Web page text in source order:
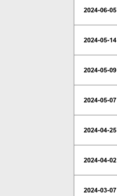
2024-06-05
2024-05-14
2024-05-09
2024-05-07
2024-04-25
2024-04-02
2024-03-07